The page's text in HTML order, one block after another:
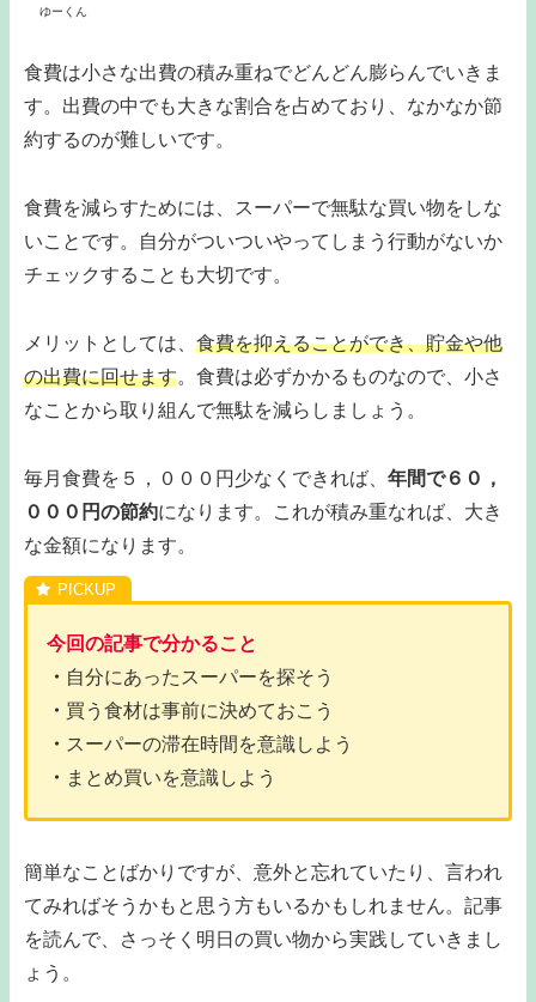
ゆーくん
食費は小さな出費の積み重ねでどんどん膨らんでいきま
す。出費の中でも大きな割合を占めており、なかなか節
約するのが難しいです。
食費を減らすためには、スーパーで無駄な買い物をしな
いことです。自分がついついやってしまう行動がないか
チェックすることも大切です。
メリットとしては、 食費を抑えることができ、貯金や他
の出費に回せます。食費は必ずかかるものなので、小さ
なことから取り組んで無駄を減らしましょう。
毎月食費を５，０００円少なくできれば、 年間で６０，
０００円の節約になります。これが積み重なれば、大き
な金額になります。
今回の記事で分かること
・ 自分にあったスーパーを探そう
・ 買う食材は事前に決めておこう
・ スーパーの滞在時間を意識しよう
・ まとめ買いを意識しよう
簡単なことばかりですが、意外と忘れていたり、言われ
てみればそうかもと思う方もいるかもしれません。記事
を読んで、さっそく明日の買い物から実践していきまし
ょう。